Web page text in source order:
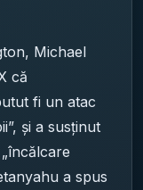
Michael
că
fi un atac
și a susținut
a spus